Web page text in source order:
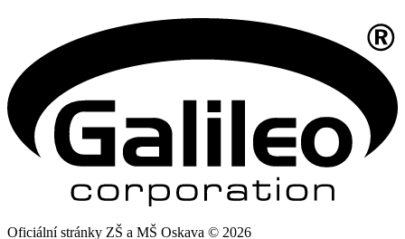
Oficiální stránky ZŠ a MŠ Oskava © 2026